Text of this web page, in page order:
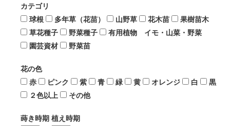
カテゴリ
球根
多年草（花苗） 山野草 花木苗
果樹苗木
草花種子
野菜種子
有用植物 イモ・山菜・野菜
園芸資材
野菜苗
花の色
赤
ピンク 紫 青 緑 黄 オレンジ 白
黒
２色以上
その他
蒔き時期 植え時期